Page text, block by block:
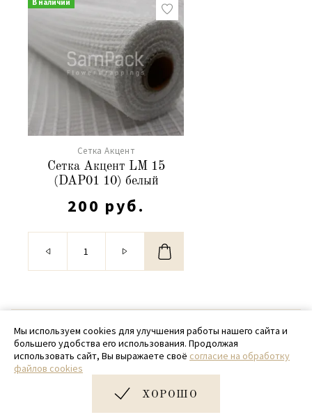
В наличии
Сетка Акцент
Сетка Акцент LM 15
(DAP01 10) белый
200 руб.
© 2020 - 2026 SamPack
+ 7 (918) 699-97-87
zakaz@sampack.store
Дизайн и разработка сайта
Мы используем cookies для улучшения работы нашего сайта и
большего удобства его использования. Продолжая
использовать сайт, Вы выражаете своё согласие на обработку
файлов cookies
ХОРОШО